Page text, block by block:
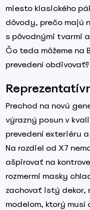
miesto klasického
dôvody, prečo majú
s pôvodnými tvarmi
Čo teda môžeme na
prevedení obdivovať?
Prechod na novú
výrazný posun v
prevedení exteriéru
Na rozdiel od X7
ašpirovať na
rozmermi masky
zachovať istý dekor,
modelom, ktorý